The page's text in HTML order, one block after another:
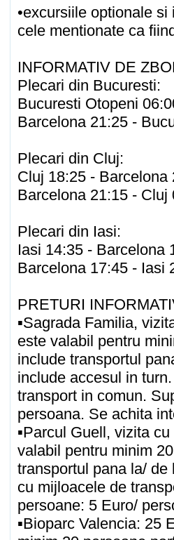
•excursiile optionale
cele mentionate ca
INFORMATIV DE
Plecari din Bucuresti:
Bucuresti Otopeni
Barcelona 21:25 -
Plecari din Cluj:
Cluj 18:25 - Barcelona
Barcelona 21:15 - Cluj
Plecari din Iasi:
Iasi 14:35 - Barcelona
Barcelona 17:45 - Iasi
PRETURI
▪Sagrada Familia,
este valabil pentru
include transportul
include accesul in
transport in comun.
persoana. Se achita
▪Parcul Guell, vizita
valabil pentru minim
transportul pana la/
cu mijloacele de
persoane: 5 Euro/
▪Bioparc Valencia: 25